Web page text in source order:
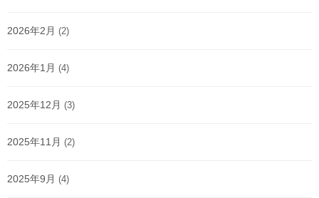
2026年2月 (2)
2026年1月 (4)
2025年12月 (3)
2025年11月 (2)
2025年9月 (4)